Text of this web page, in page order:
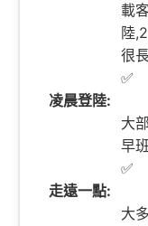
載
陸
很
✅
凌晨登陸:
大
早
✅
走遠一點:
大